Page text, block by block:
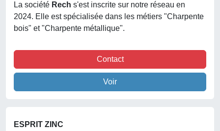
La société Rech s'est inscrite sur notre réseau en
2024. Elle est spécialisée dans les métiers "Charpente
bois" et "Charpente métallique".
Contact
Voir
ESPRIT ZINC